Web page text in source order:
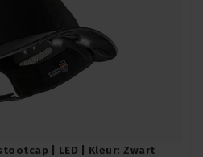
| LED | Kleur: Zwart